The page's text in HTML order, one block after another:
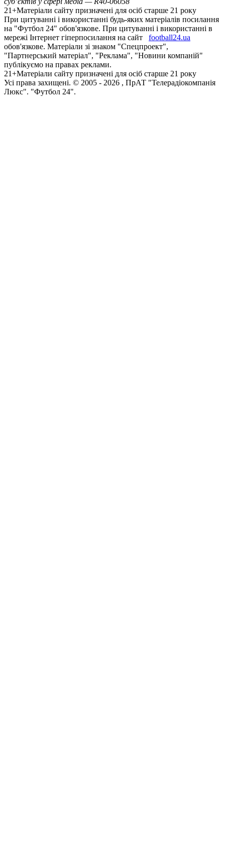
21+Матеріали сайту призначені для осіб старше 21 року
При цитуванні і використанні будь-яких матеріалів посилання
на "Футбол 24" обов'язкове. При цитуванні і використанні в
мережі Інтернет гіперпосилання на сайт
football24.ua
обов'язкове. Матеріали зі знаком "Спецпроект",
"Партнерський матеріал", "Реклама", "Новини компаній"
публікуємо на правах реклами.
21+Матеріали сайту призначені для осіб старше 21 року
Усi права захищенi. © 2005 - 2026 , ПрАТ "Телерадіокомпанія
Люкс". "Футбол 24".